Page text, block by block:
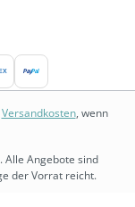
PayPal
Versandkosten, wenn
Alle Angebote sind
der Vorrat reicht.